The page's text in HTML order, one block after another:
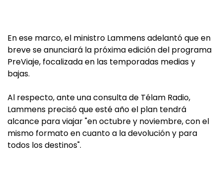
En ese marco, el ministro Lammens adelantó que en
breve se anunciará la próxima edición del programa
PreViaje, focalizada en las temporadas medias y
bajas.
Al respecto, ante una consulta de Télam Radio,
Lammens precisó que esté año el plan tendrá
alcance para viajar "en octubre y noviembre, con el
mismo formato en cuanto a la devolución y para
todos los destinos".